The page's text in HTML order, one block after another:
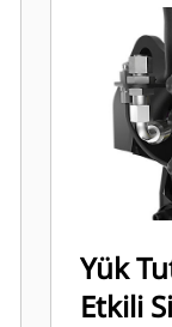
Yük
Etkili